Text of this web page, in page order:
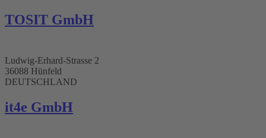
TOSIT GmbH
Ludwig-Erhard-Strasse 2
36088 Hünfeld
DEUTSCHLAND
it4e GmbH